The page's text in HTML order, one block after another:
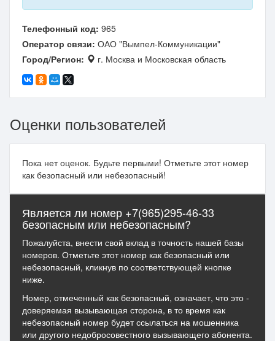
Телефонный код: 965
Оператор связи: ОАО "Вымпел-Коммуникации"
Город/Регион:
г. Москва и Московская область
Оценки пользователей
Пока нет оценок. Будьте первыми! Отметьте этот номер
как безопасный или небезопасный!
Является ли номер +7(965)295-46-33
безопасным или небезопасным?
Пожалуйста, внести свой вклад в точность нашей базы
номеров. Отметьте этот номер как безопасный или
небезопасный, кликнув по соответствующей кнопке
ниже.
Номер, отмеченный как безопасный, означает, что это -
доверяемая вызывающая сторона, в то время как
небезопасный номер будет ссылаться на мошенника
или другого недобросовестного вызывающего абонента.